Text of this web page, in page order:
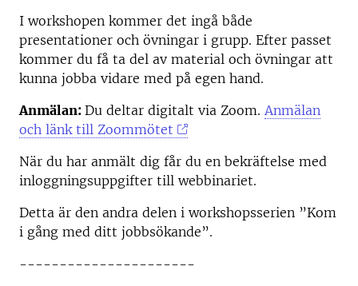
I workshopen kommer det ingå både
presentationer och övningar i grupp. Efter passet
kommer du få ta del av material och övningar att
kunna jobba vidare med på egen hand.
Anmälan: Du deltar digitalt via Zoom. Anmälan
och länk till Zoommötet
När du har anmält dig får du en bekräftelse med
inloggningsuppgifter till webbinariet.
Detta är den andra delen i workshopsserien ”Kom
i gång med ditt jobbsökande”.
----------------------